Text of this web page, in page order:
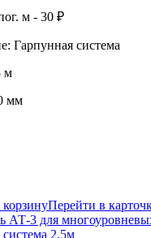
м - 30 ₽
Гарпунная система
м
мм
Перейти в